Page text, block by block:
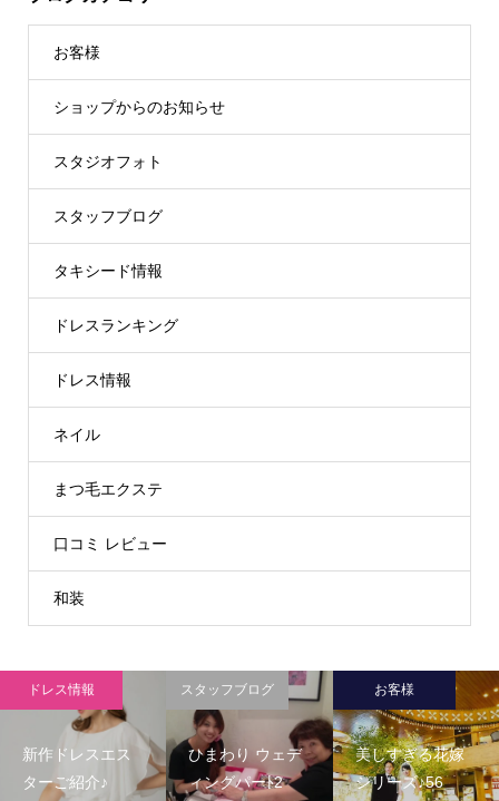
お客様
ショップからのお知らせ
スタジオフォト
スタッフブログ
タキシード情報
ドレスランキング
ドレス情報
ネイル
まつ毛エクステ
口コミ レビュー
和装
新作ドレスエス
ターご紹介♪
ドレス情報
ひまわり ウェデ
ィングパーﾄ2
スタッフブログ
美しすぎる花嫁
シリーズ♪56
お客様